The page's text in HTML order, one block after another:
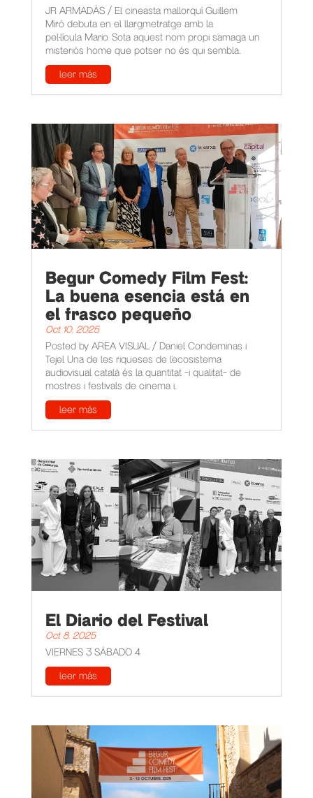
JR ARMADÀS / El cineasta mallorquí Guillem
Miró debuta en el llargmetratge amb la
pel·lícula Mario. Sota aquest nom propi s’amaga un
misteriós home que potser no és qui sembla...
leer más
Begur Comedy Film Fest:
La buena esencia está en
el frasco pequeño
Oct 10, 2025
Posted by AREA VISUAL / Daniel Condeminas i
Tejel Una de les riqueses de l’ecosistema
audiovisual català és la quantitat -i qualitat- de
mostres i festivals de cinema i...
leer más
El Diario del Festival
Oct 8, 2025
VIERNES 3 SÁBADO 4
leer más